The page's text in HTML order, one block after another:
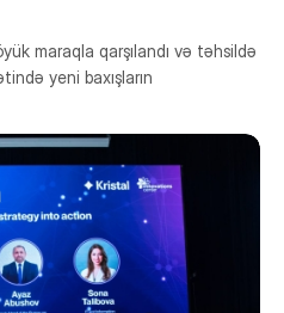
maraqla qarşılandı və təhsildə
yeni baxışların